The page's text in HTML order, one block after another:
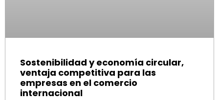
Sostenibilidad y economía circular,
ventaja competitiva para las
empresas en el comercio
internacional